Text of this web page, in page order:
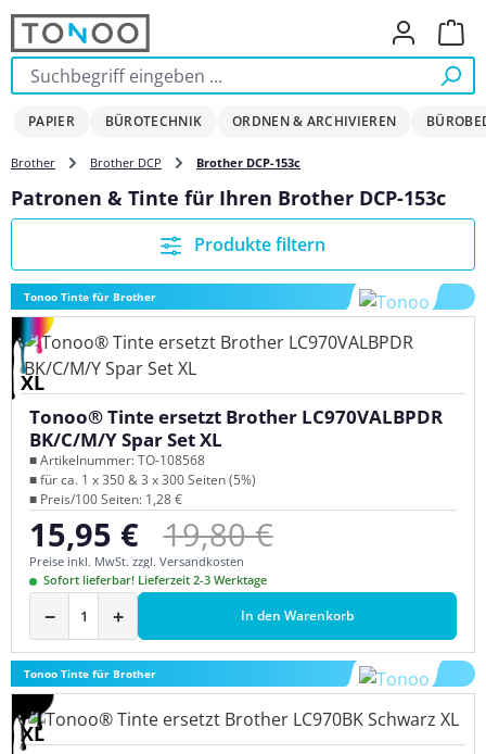
Zum Hauptinhalt springen
PAPIER BÜROTECHNIK ORDNEN & ARCHIVIEREN
Brother Brother DCP Brother DCP-153c
Patronen & Tinte für Ihren Brother DCP-153c
Produkte filtern
Tonoo Tinte für Brother
XL
Tonoo® Tinte ersetzt Brother LC970VALBPDR
BK/C/M/Y Spar Set XL
■ Artikelnummer: TO-108568
■ für ca. 1 x 350 & 3 x 300 Seiten (5%)
■ Preis/100 Seiten: 1,28 €
Verkaufspreis:
15,95 € Regulärer Preis:
19,80 €
Preise inkl. MwSt. zzgl. Versandkosten
Sofort lieferbar! Lieferzeit 2-3 Werktage
− + In den Warenkorb
Tonoo Tinte für Brother
XL